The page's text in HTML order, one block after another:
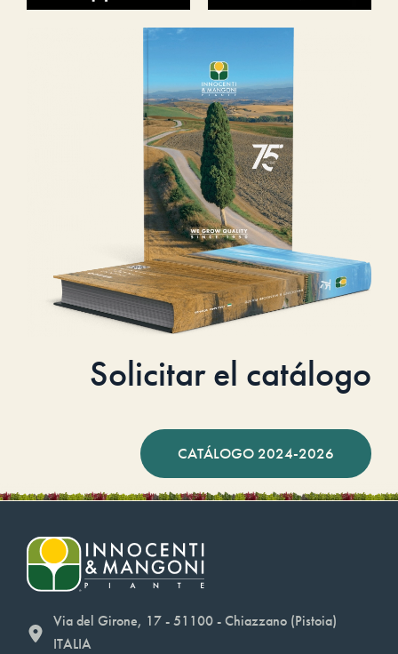
Solicitar el catálogo
CATÁLOGO 2024-2026
Via del Girone, 17 - 51100 - Chiazzano (Pistoia)
ITALIA